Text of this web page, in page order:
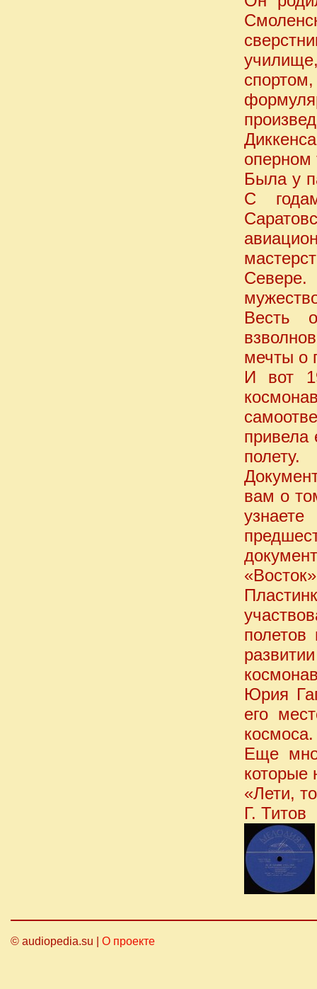
оперном
Была у
С
Севере.
Весть
мечты о
И вот
привела
полету.
вам о
Юрия
его
космоса.
Еще
которые
«Лети,
Г. Титов
© audiopedia.su | О проекте